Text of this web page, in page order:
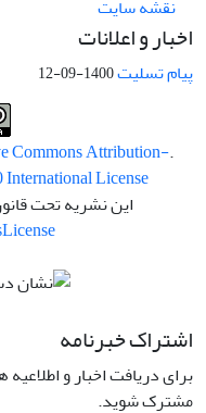
نقشه سایت
اخبار و اعلانات
پیام تسلیت1400-09-12
.This work is licensed under a
Commons Attribution-
License
این نشریه تحت
License
اشتراک خبرنامه
برای دریافت اخبار و
مشترک شوید.